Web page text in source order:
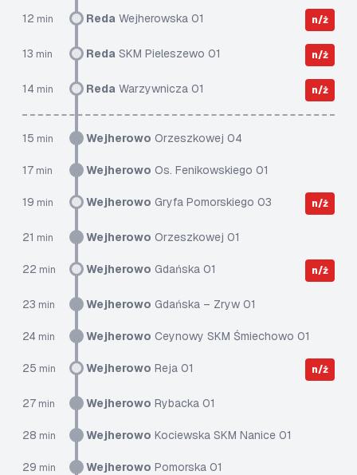
12 min Reda Wejherowska 01 n/ż
13 min Reda SKM Pieleszewo 01 n/ż
14 min Reda Warzywnicza 01 n/ż
15 min Wejherowo Orzeszkowej 04
17 min Wejherowo Os. Fenikowskiego 01
19 min Wejherowo Gryfa Pomorskiego 03 n/ż
21 min Wejherowo Orzeszkowej 01
22 min Wejherowo Gdańska 01 n/ż
23 min Wejherowo Gdańska – Zryw 01
24 min Wejherowo Ceynowy SKM Śmiechowo 01
25 min Wejherowo Reja 01 n/ż
27 min Wejherowo Rybacka 01
28 min Wejherowo Kociewska SKM Nanice 01
29 min Wejherowo Pomorska 01